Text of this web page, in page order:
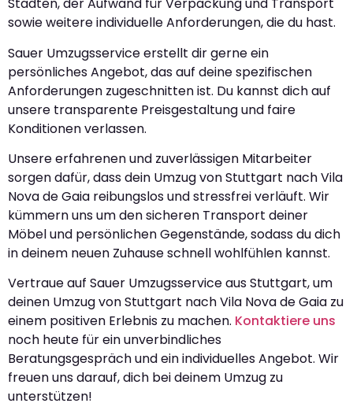
Städten, der Aufwand für Verpackung und Transport
sowie weitere individuelle Anforderungen, die du hast.
Sauer Umzugsservice erstellt dir gerne ein
persönliches Angebot, das auf deine spezifischen
Anforderungen zugeschnitten ist. Du kannst dich auf
unsere transparente Preisgestaltung und faire
Konditionen verlassen.
Unsere erfahrenen und zuverlässigen Mitarbeiter
sorgen dafür, dass dein Umzug von Stuttgart nach Vila
Nova de Gaia reibungslos und stressfrei verläuft. Wir
kümmern uns um den sicheren Transport deiner
Möbel und persönlichen Gegenstände, sodass du dich
in deinem neuen Zuhause schnell wohlfühlen kannst.
Vertraue auf Sauer Umzugsservice aus Stuttgart, um
deinen Umzug von Stuttgart nach Vila Nova de Gaia zu
einem positiven Erlebnis zu machen. Kontaktiere uns
noch heute für ein unverbindliches
Beratungsgespräch und ein individuelles Angebot. Wir
freuen uns darauf, dich bei deinem Umzug zu
unterstützen!